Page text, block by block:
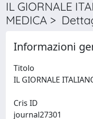
IL GIORNALE
MEDICA >
Informazioni
Titolo
Cris ID